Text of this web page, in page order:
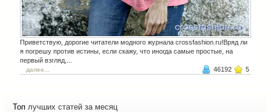
Приветствую, дорогие читатели модного журнала crossfashion.ru!Вряд ли
я погрешу против истины, если скажу, что иногда самые простые, на
первый взгляд,...
далее... 46192 5
Топ лучших статей за месяц